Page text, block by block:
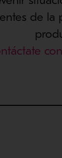
de la